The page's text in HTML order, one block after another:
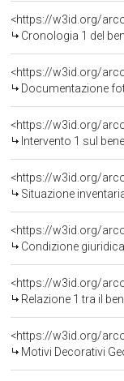
<https://w3id.org/
Cronologia 1 del
Documentazione
<https://w3id.org/
Intervento 1 sul
<https://w3id.org/
Situazione
Condizione
<https://w3id.org/
Relazione 1 tra il
<https://w3id.org/
Motivi Decorativi